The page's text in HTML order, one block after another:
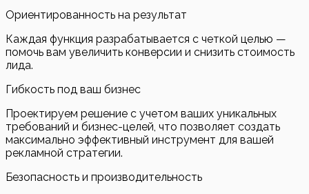
Ориентированность на результат
Каждая функция разрабатывается с четкой целью —
помочь вам увеличить конверсии и снизить стоимость
лида.
Гибкость под ваш бизнес
Проектируем решение с учетом ваших уникальных
требований и бизнес-целей, что позволяет создать
максимально эффективный инструмент для вашей
рекламной стратегии.
Безопасность и производительность